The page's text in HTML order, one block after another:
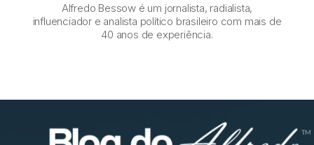
Alfredo Bessow é um jornalista, radialista,
influenciador e analista político brasileiro com mais de
40 anos de experiência.